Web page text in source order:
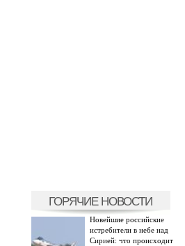
ГОРЯЧИЕ НОВОСТИ
Новейшие российские
истребители в небе над
Сирией: что происходит